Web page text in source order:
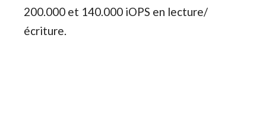
200.000 et 140.000 iOPS en lecture/
écriture.